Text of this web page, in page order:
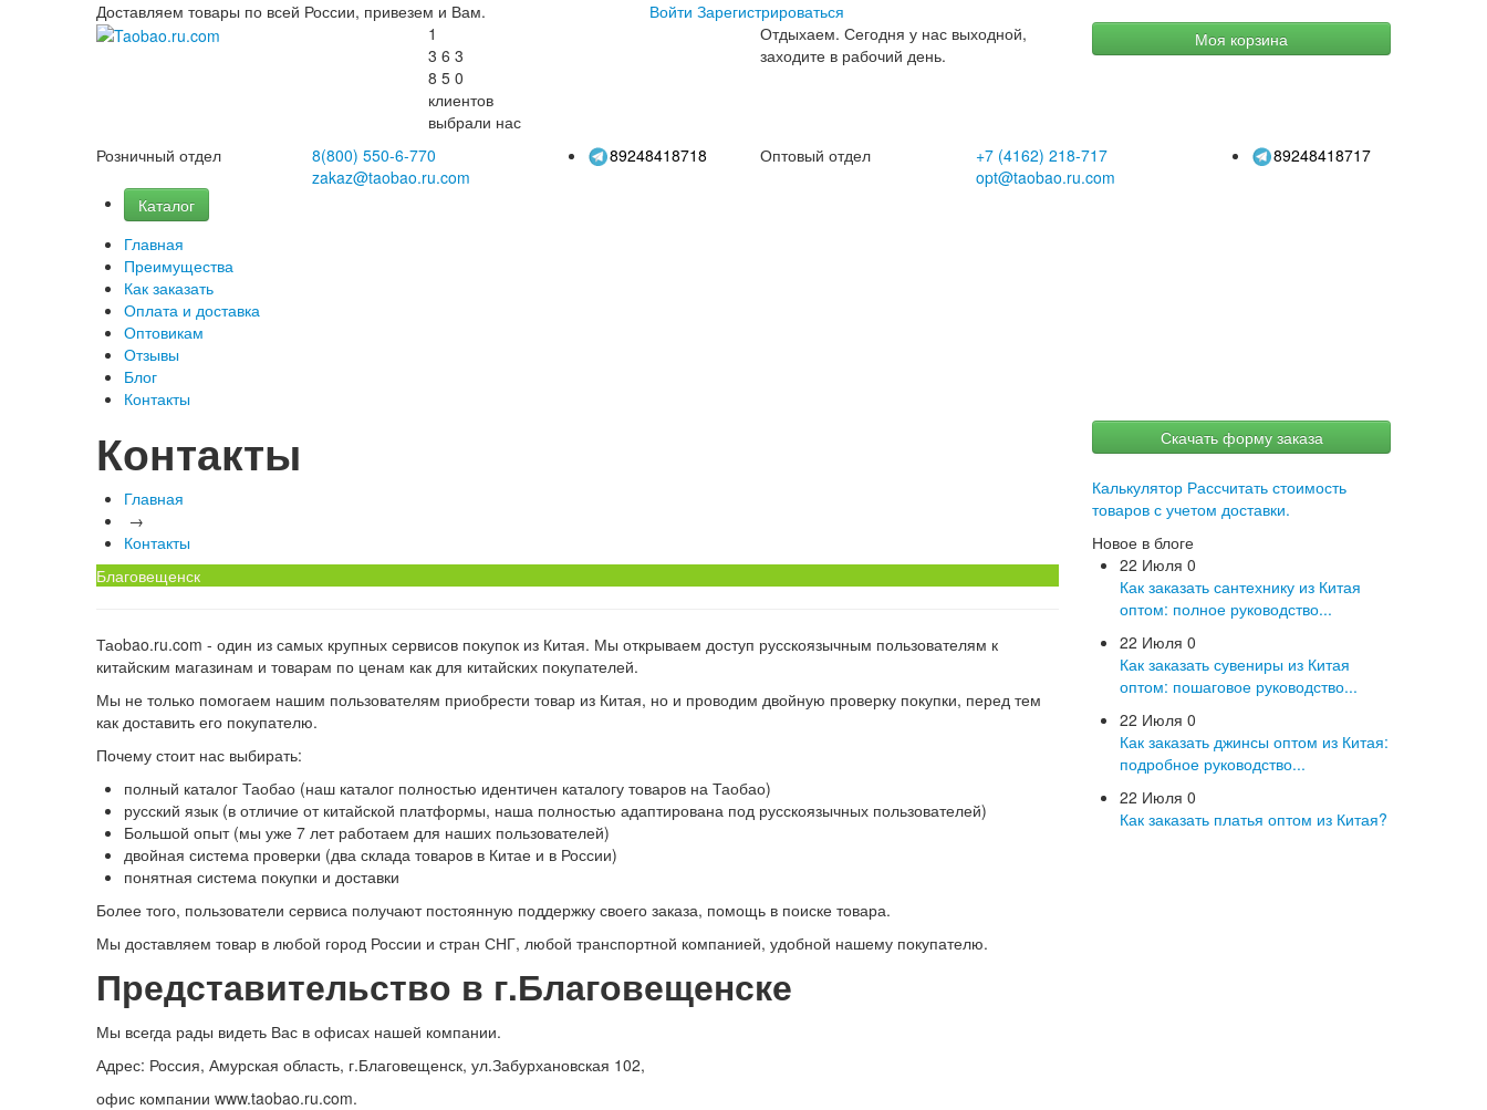
Доставляем товары по всей России, привезем и Вам. Войти Зарегистрироваться
1
3 6 3
8 5 0
клиентов
выбрали нас
Отдыхаем. Сегодня у нас выходной,
заходите в рабочий день.
Моя корзина
Розничный отдел 8(800) 550-6-770
zakaz@taobao.ru.com
89248418718 Оптовый отдел +7 (4162) 218-717
opt@taobao.ru.com
89248418717
Каталог
Главная
Преимущества
Как заказать
Оплата и доставка
Оптовикам
Отзывы
Блог
Контакты
Контакты
Главная
→
Контакты
Благовещенск
Таоbao.ru.com - один из самых крупных сервисов покупок из Китая. Мы открываем доступ русскоязычным пользователям к
китайским магазинам и товарам по ценам как для китайских покупателей.
Мы не только помогаем нашим пользователям приобрести товар из Китая, но и проводим двойную проверку покупки, перед тем
как доставить его покупателю.
Почему стоит нас выбирать:
полный каталог Таобао (наш каталог полностью идентичен каталогу товаров на Таобао)
русский язык (в отличие от китайской платформы, наша полностью адаптирована под русскоязычных пользователей)
Большой опыт (мы уже 7 лет работаем для наших пользователей)
двойная система проверки (два склада товаров в Китае и в России)
понятная система покупки и доставки
Более того, пользователи сервиса получают постоянную поддержку своего заказа, помощь в поиске товара.
Мы доставляем товар в любой город России и стран СНГ, любой транспортной компанией, удобной нашему покупателю.
Представительство в г.Благовещенске
Мы всегда рады видеть Вас в офисах нашей компании.
Адрес: Россия, Амурская область, г.Благовещенск, ул.Забурхановская 102,
офис компании www.taobao.ru.com.
Скачать форму заказа
Калькулятор Рассчитать стоимость
товаров с учетом доставки.
Новое в блоге
22 Июля 0
Как заказать сантехнику из Китая
оптом: полное руководство...
22 Июля 0
Как заказать сувениры из Китая
оптом: пошаговое руководство...
22 Июля 0
Как заказать джинсы оптом из Китая:
подробное руководство...
22 Июля 0
Как заказать платья оптом из Китая?